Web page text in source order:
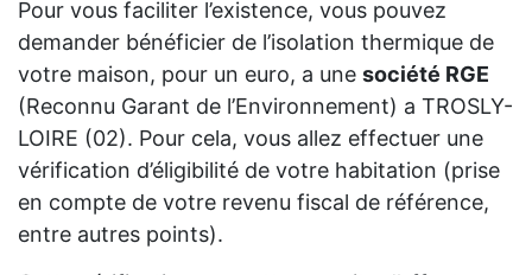
Pour vous faciliter l’existence, vous pouvez
demander bénéficier de l’isolation thermique de
votre maison, pour un euro, a une société RGE
(Reconnu Garant de l’Environnement) a TROSLY-
LOIRE (02). Pour cela, vous allez effectuer une
vérification d’éligibilité de votre habitation (prise
en compte de votre revenu fiscal de référence,
entre autres points).